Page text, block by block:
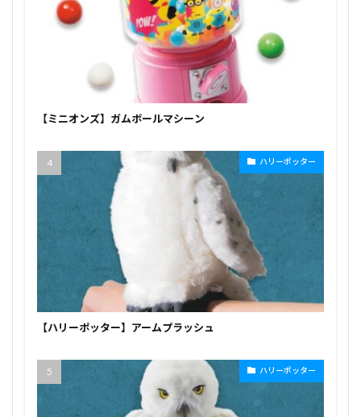
【ミニオンズ】ガムボールマシーン
ハリーポッター
【ハリーポッター】アームプラッシュ
ハリーポッター